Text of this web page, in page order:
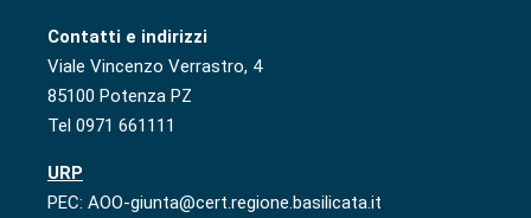
Contatti e indirizzi
Viale Vincenzo Verrastro, 4
85100 Potenza PZ
Tel 0971 661111
URP
PEC: AOO-giunta@cert.regione.basilicata.it